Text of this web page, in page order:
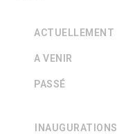
ACTUELLEMENT
A VENIR
PASSÉ
INAUGURATIONS